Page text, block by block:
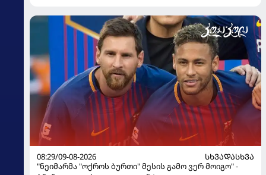
08:29/09-08-2026
ᲡᲮᲕᲐᲓᲐᲡᲮᲕᲐ
"ნეიმარმა "ოქროს ბურთი" მესის გამო ვერ მოიგო" -